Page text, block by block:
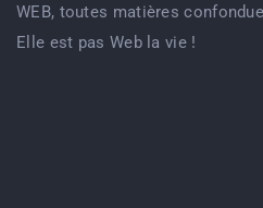
WEB, toutes matières
Elle est pas Web la vie !